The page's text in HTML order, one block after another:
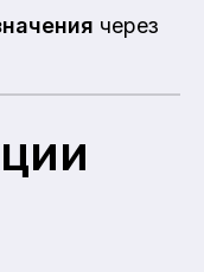
через